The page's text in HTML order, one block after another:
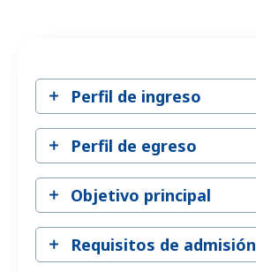
Perfil de ingreso
Perfil de egreso
Objetivo principal
Requisitos de admisión